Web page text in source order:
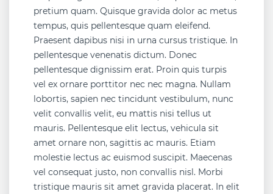
pretium quam. Quisque gravida dolor ac metus
tempus, quis pellentesque quam eleifend.
Praesent dapibus nisi in urna cursus tristique. In
pellentesque venenatis dictum. Donec
pellentesque dignissim erat. Proin quis turpis
vel ex ornare porttitor nec nec magna. Nullam
lobortis, sapien nec tincidunt vestibulum, nunc
velit convallis velit, eu mattis nisi tellus ut
mauris. Pellentesque elit lectus, vehicula sit
amet ornare non, sagittis ac mauris. Etiam
molestie lectus ac euismod suscipit. Maecenas
vel consequat justo, non convallis nisl. Morbi
tristique mauris sit amet gravida placerat. In elit